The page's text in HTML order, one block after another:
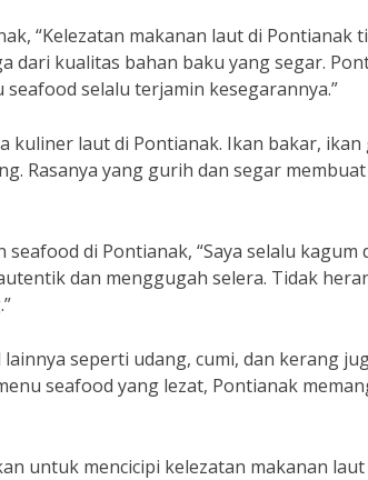
“Kelezatan makanan laut di Pontianak
dari kualitas bahan baku yang segar.
selalu terjamin kesegarannya.”
kuliner laut di Pontianak. Ikan bakar,
Rasanya yang gurih dan segar
di Pontianak, “Saya selalu kagum
dan menggugah selera. Tidak
seperti udang, cumi, dan kerang
seafood yang lezat, Pontianak
untuk mencicipi kelezatan makanan laut